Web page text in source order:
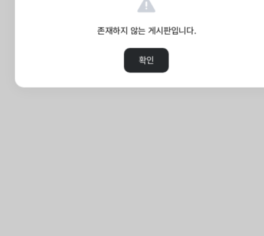
존재하지 않는 게시판입니다.
확인